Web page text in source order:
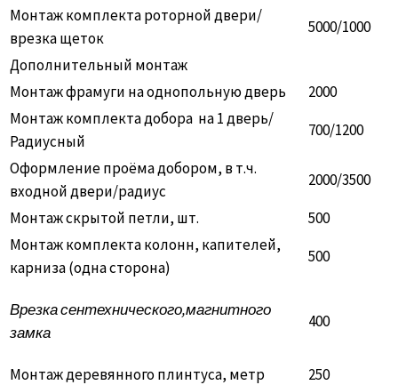
Монтаж комплекта роторной двери/
врезка щеток
5000/1000
Дополнительный монтаж
Монтаж фрамуги на однопольную дверь
2000
Монтаж комплекта добора на 1 дверь/
Радиусный
700/1200
Оформление проёма добором, в т.ч.
входной двери/радиус
2000/3500
Монтаж скрытой петли, шт.
500
Монтаж комплекта колонн, капителей,
карниза (одна сторона)
500
Врезка сентехнического,магнитного
замка
400
Монтаж деревянного плинтуса, метр
250